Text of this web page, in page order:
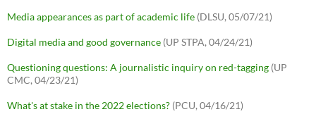
Media appearances as part of academic life (DLSU, 05/07/21)
Digital media and good governance (UP STPA, 04/24/21)
Questioning questions: A journalistic inquiry on red-tagging (UP
CMC, 04/23/21)
What's at stake in the 2022 elections? (PCU, 04/16/21)